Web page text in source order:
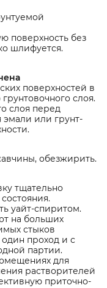
поверхность без
шлифуется.
поверхностей в
слоя.
слоя перед
или грунт-
обезжирить.
тщательно
уайт-спиритом.
на больших
стыков
проход и с
партии.
для
растворителей
приточно-